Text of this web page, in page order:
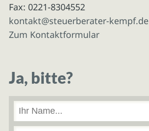
Fax: 0221-8304552
kontakt@steuerberater-kempf.de
Zum Kontaktformular
Ja, bitte?